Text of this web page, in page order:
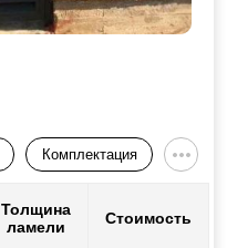
Комплектация
Толщина
ламели
Стоимость